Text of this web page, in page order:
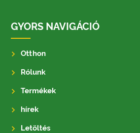
GYORS NAVIGÁCIÓ
Otthon
Rólunk
Termékek
hírek
Letöltés